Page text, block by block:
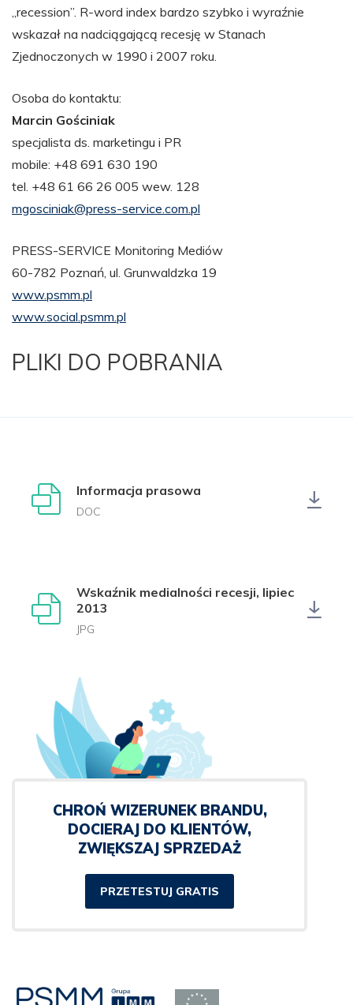
„recession”. R-word index bardzo szybko i wyraźnie
wskazał na nadciągającą recesję w Stanach
Zjednoczonych w 1990 i 2007 roku.
Osoba do kontaktu:
Marcin Gościniak
specjalista ds. marketingu i PR
mobile: +48 691 630 190
tel. +48 61 66 26 005 wew. 128
mgosciniak@press-service.com.pl
PRESS-SERVICE Monitoring Mediów
60-782 Poznań, ul. Grunwaldzka 19
www.psmm.pl
www.social.psmm.pl
PLIKI DO POBRANIA
Informacja prasowa
DOC
Wskaźnik medialności recesji, lipiec
2013
JPG
CHROŃ WIZERUNEK BRANDU,
DOCIERAJ DO KLIENTÓW,
ZWIĘKSZAJ SPRZEDAŻ
PRZETESTUJ GRATIS